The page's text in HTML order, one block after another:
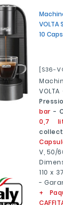
VOLTA
10
[S36-
bar -
0,7
V, 50/
110 x
-
+